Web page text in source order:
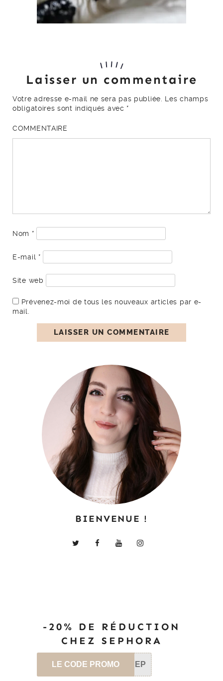
Laisser un commentaire
Votre adresse e-mail ne sera pas publiée.
Les champs
obligatoires sont indiqués avec *
COMMENTAIRE
Nom *
E-mail *
Site web
Prévenez-moi de tous les nouveaux articles par e-
mail.
BIENVENUE !
-20% DE RÉDUCTION
CHEZ SEPHORA
LE CODE PROMO SEP